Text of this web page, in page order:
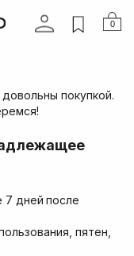
покупкой.
7 дней после
пятен,